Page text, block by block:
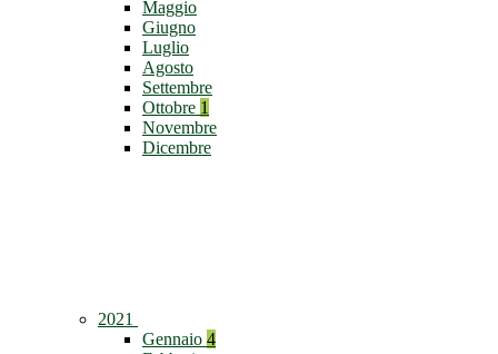
Maggio
Giugno
Luglio
Agosto
Settembre
Ottobre 1
Novembre
Dicembre
2021
Gennaio 4